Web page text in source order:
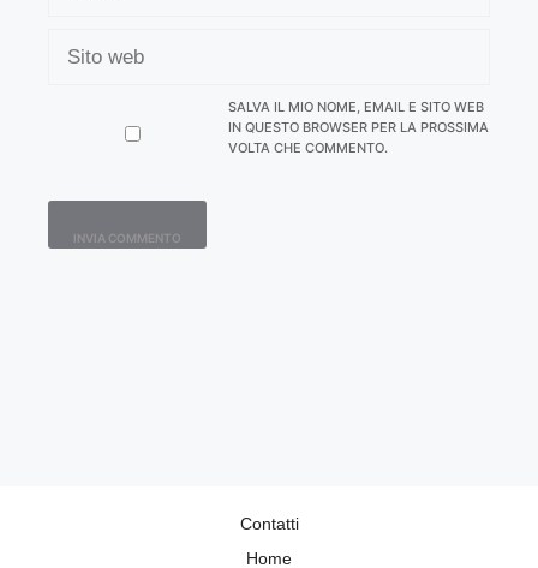
WEB
SALVA IL MIO NOME, EMAIL E SITO WEB
IN QUESTO BROWSER PER LA PROSSIMA
VOLTA CHE COMMENTO.
Contatti
Home